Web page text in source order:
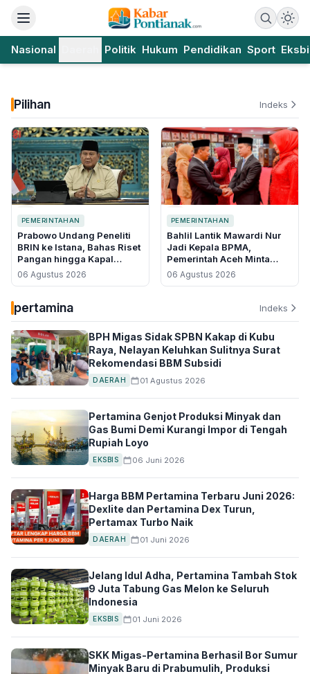
Nasional Politik Hukum Pendidikan Sport
Pilihan Indeks
PEMERINTAHAN
Prabowo Undang Peneliti
BRIN ke Istana, Bahas Riset
Pangan hingga Kapal
Bertenaga Surya
06 Agustus 2026
PEMERINTAHAN
Bahlil Lantik Mawardi Nur
Jadi Kepala BPMA,
Pemerintah Aceh Minta
Ganti Nasri Djalal di Tengah
Polemik Blok Andaman
06 Agustus 2026
pertamina Indeks
BPH Migas Sidak SPBN Kakap di Kubu
Raya, Nelayan Keluhkan Sulitnya Surat
Rekomendasi BBM Subsidi
DAERAH 01 Agustus 2026
Pertamina Genjot Produksi Minyak dan
Gas Bumi Demi Kurangi Impor di Tengah
Rupiah Loyo
EKSBIS 06 Juni 2026
Harga BBM Pertamina Terbaru Juni 2026:
Dexlite dan Pertamina Dex Turun,
Pertamax Turbo Naik
DAERAH 01 Juni 2026
Jelang Idul Adha, Pertamina Tambah Stok
9 Juta Tabung Gas Melon ke Seluruh
Indonesia
EKSBIS 01 Juni 2026
SKK Migas-Pertamina Berhasil Bor Sumur
Minyak Baru di Prabumulih, Produksi